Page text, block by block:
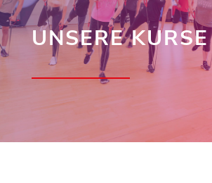
UNSERE KURSE